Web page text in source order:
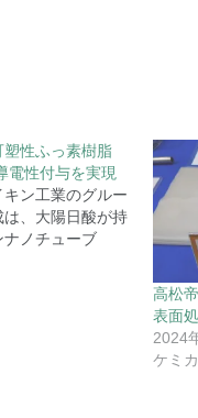
性ふっ素樹脂
電性付与を実現
ン工業のグルー
、大陽日酸が持
ノチューブ
高松
表面
2024
ケミ